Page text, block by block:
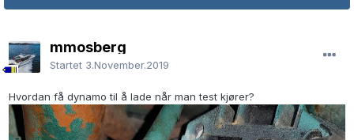
mmosberg
Startet 3.November.2019
Hvordan få dynamo til å lade når man test kjører?